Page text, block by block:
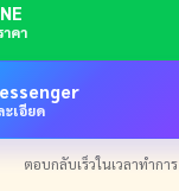
าคา
ะเอียด
ตอบกลับเร็วในเวลาทำการ